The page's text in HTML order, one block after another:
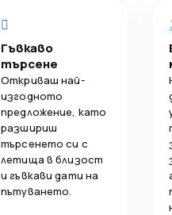
Гъвкаво
търсене
Откриваш най-
изгодното
предложение, като
разшириш
търсенето си с
летища в близост
и гъвкави дати на
пътуването.